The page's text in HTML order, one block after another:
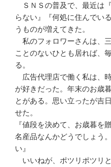
ＳＮＳの普及で、最近は
らない』『何処に住んでい
うものが増えてきた。
私のフォロワーさんは、
ことのないひとも居れば、
る。
広告代理店で働く私は、
が好きだった。年末のお歳
とがある。思い立ったが吉
せた。
『値段を決めて、お歳暮
名産品なんかどうでしょう
い』
いいねが、ポツリポツリ